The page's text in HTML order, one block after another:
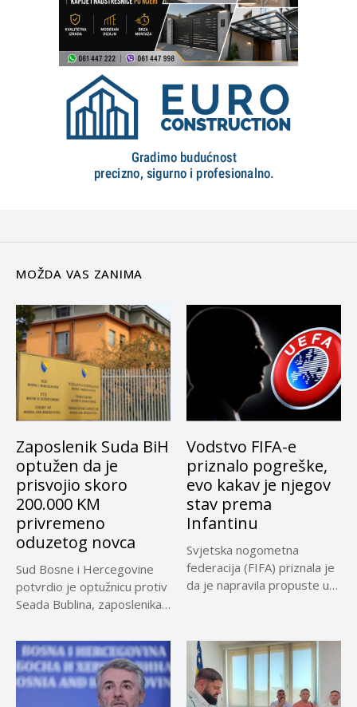
MOŽDA VAS ZANIMA
Zaposlenik Suda BiH
optužen da je
prisvojio skoro
200.000 KM
privremeno
oduzetog novca
Sud Bosne i Hercegovine
potvrdio je optužnicu protiv
Seada Bublina, zaposlenika
Vodstvo FIFA-e
priznalo pogreške,
evo kakav je njegov
stav prema
Infantinu
Svjetska nogometna
federacija (FIFA) priznala je
da je napravila propuste u